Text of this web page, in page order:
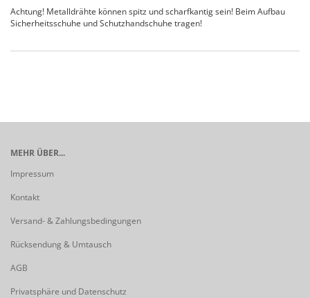
Achtung! Metalldrähte können spitz und scharfkantig sein! Beim Aufbau
Sicherheitsschuhe und Schutzhandschuhe tragen!
MEHR ÜBER...
Impressum
Kontakt
Versand- & Zahlungsbedingungen
Rücksendung & Umtausch
AGB
Privatsphäre und Datenschutz